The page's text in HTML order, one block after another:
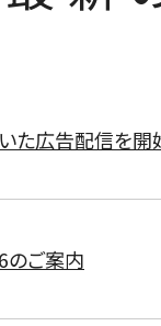
た広告配信を開
のご案内